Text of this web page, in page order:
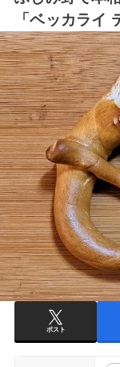
「ベッカライ
ポスト